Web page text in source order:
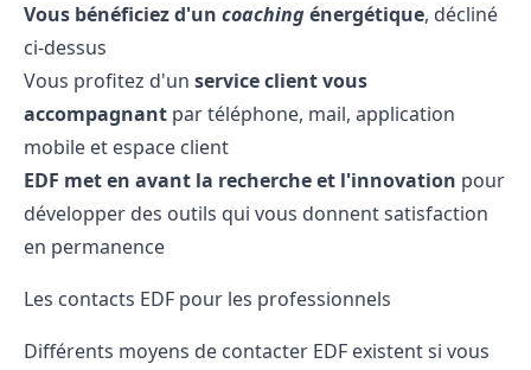
Vous bénéficiez d'un coachingénergétique, décliné
ci-dessus
Vous profitez d'un service client vous
accompagnant par téléphone, mail, application
mobile et espace client
EDF met en avant la recherche et l'innovation pour
développer des outils qui vous donnent satisfaction
en permanence
Les contacts EDF pour les professionnels
Différents moyens de contacter EDF existent si vous